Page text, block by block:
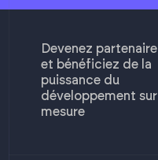
Devenez partenaire
et bénéficiez de la
puissance du
développement sur
mesure